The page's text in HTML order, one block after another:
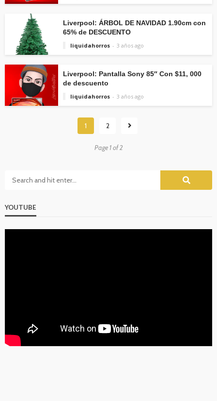
Liverpool: ÁRBOL DE NAVIDAD 1.90cm con
65% de DESCUENTO
liquidahorros
3 años ago
Liverpool: Pantalla Sony 85″ Con $11, 000
de descuento
liquidahorros
3 años ago
1 2
Page 1 of 2
YOUTUBE